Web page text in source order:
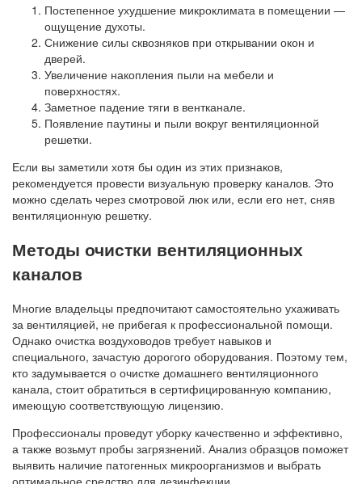
Постепенное ухудшение микроклимата в помещении —
ощущение духоты.
Снижение силы сквозняков при открывании окон и
дверей.
Увеличение накопления пыли на мебели и
поверхностях.
Заметное падение тяги в вентканале.
Появление паутины и пыли вокруг вентиляционной
решетки.
Если вы заметили хотя бы один из этих признаков,
рекомендуется провести визуальную проверку каналов. Это
можно сделать через смотровой люк или, если его нет, сняв
вентиляционную решетку.
Методы очистки вентиляционных
каналов
Многие владельцы предпочитают самостоятельно ухаживать
за вентиляцией, не прибегая к профессиональной помощи.
Однако очистка воздуховодов требует навыков и
специального, зачастую дорогого оборудования. Поэтому тем,
кто задумывается о очистке домашнего вентиляционного
канала, стоит обратиться в сертифицированную компанию,
имеющую соответствующую лицензию.
Профессионалы проведут уборку качественно и эффективно,
а также возьмут пробы загрязнений. Анализ образцов поможет
выявить наличие патогенных микроорганизмов и выбрать
оптимальное средство для дезинфекции.